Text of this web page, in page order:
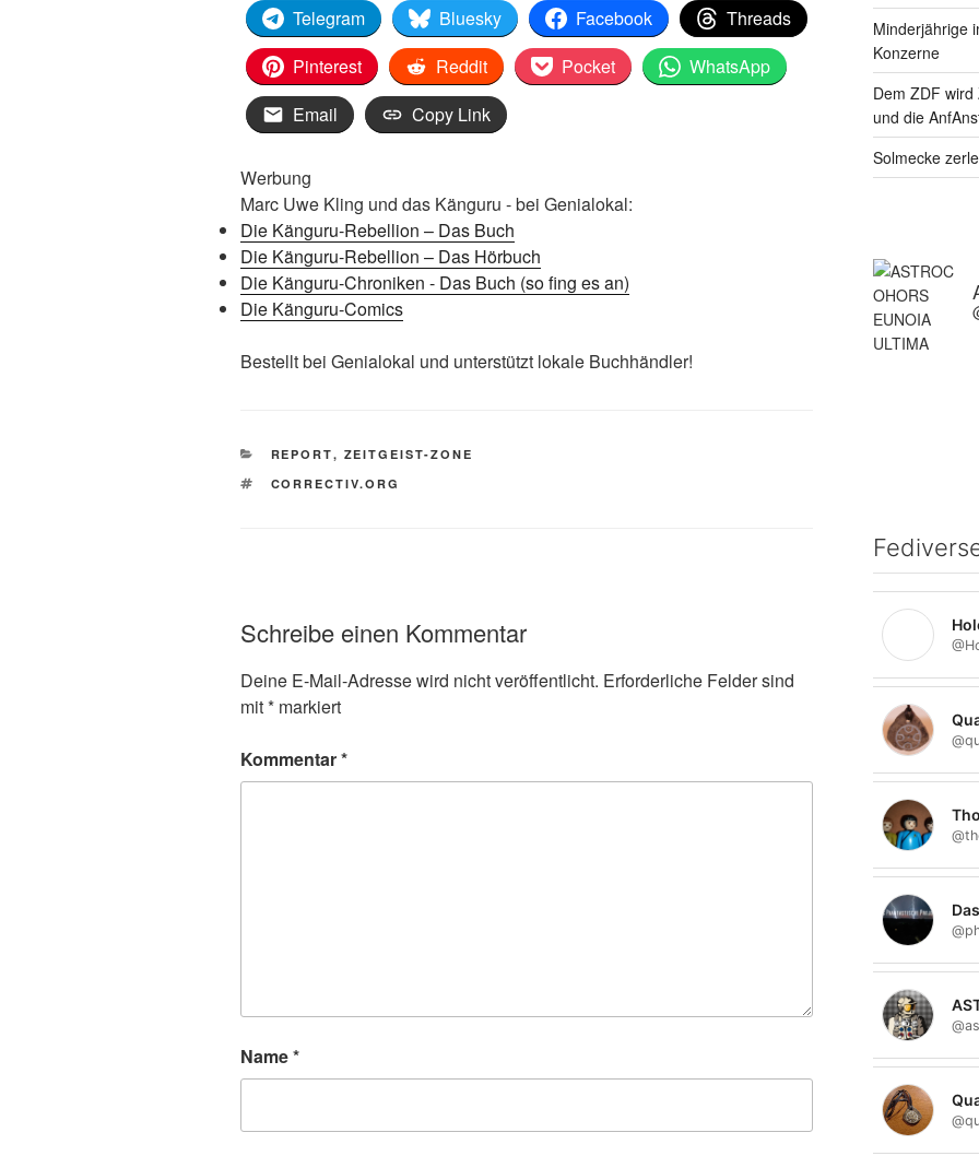
Telegram Bluesky Facebook
Threads
Pinterest
Reddit Pocket
WhatsApp
Email
Copy Link
Werbung
Marc Uwe Kling und das Känguru - bei Genialokal:
Die Känguru-Rebellion – Das Buch
Die Känguru-Rebellion – Das Hörbuch
Die Känguru-Chroniken - Das Buch (so fing es an)
Die Känguru-Comics
Bestellt bei Genialokal und unterstützt lokale Buchhändler!
KATEGORIEN
REPORT, ZEITGEIST-ZONE
SCHLAGWÖRTER
CORRECTIV.ORG
Schreibe einen Kommentar
Deine E-Mail-Adresse wird nicht veröffentlicht. Erforderliche Felder sind
mit* markiert
Kommentar*
Name*
Minderjährige
Konzerne
Dem ZDF
und die
Solmecke